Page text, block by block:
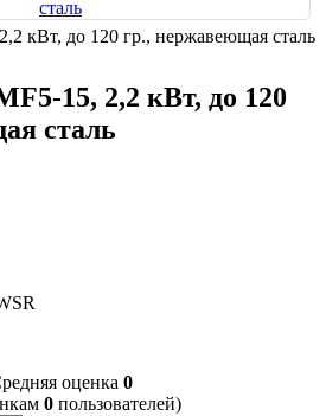
кВт, до 120 гр., нержавеющая cталь
15, 2,2 кВт, до 120
cталь
оценка 0
0 пользователей)